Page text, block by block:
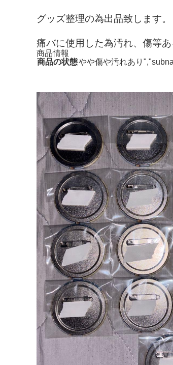
グッズ整理の為出品致します。
痛バに使用した為汚れ、傷等
商品情報
商品の状態やや傷や汚れあり